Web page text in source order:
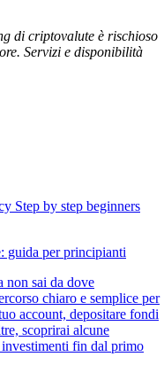
di criptovalute è rischioso
Servizi e disponibilità
guida per principianti
non sai da dove
chiaro e semplice per
account, depositare fondi
scoprirai alcune
fin dal primo